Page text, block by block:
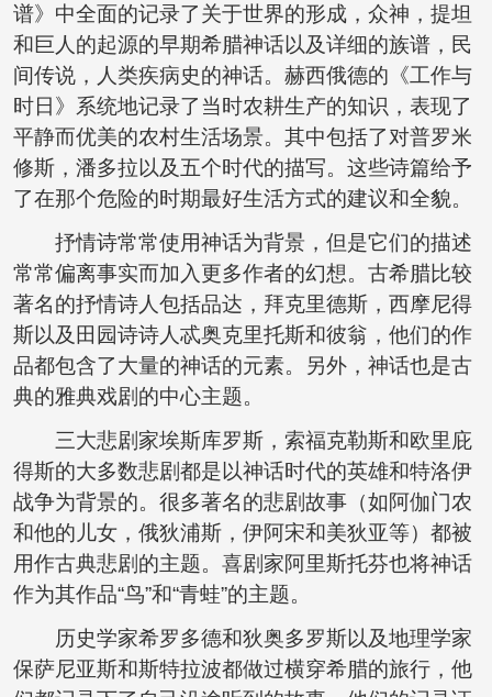
谱》中全面的记录了关于世界的形成，众神，提坦
和巨人的起源的早期希腊神话以及详细的族谱，民
间传说，人类疾病史的神话。赫西俄德的《工作与
时日》系统地记录了当时农耕生产的知识，表现了
平静而优美的农村生活场景。其中包括了对普罗米
修斯，潘多拉以及五个时代的描写。这些诗篇给予
了在那个危险的时期最好生活方式的建议和全貌。
抒情诗常常使用神话为背景，但是它们的描述
常常偏离事实而加入更多作者的幻想。古希腊比较
著名的抒情诗人包括品达，拜克里德斯，西摩尼得
斯以及田园诗诗人忒奥克里托斯和彼翁，他们的作
品都包含了大量的神话的元素。另外，神话也是古
典的雅典戏剧的中心主题。
三大悲剧家埃斯库罗斯，索福克勒斯和欧里庇
得斯的大多数悲剧都是以神话时代的英雄和特洛伊
战争为背景的。很多著名的悲剧故事（如阿伽门农
和他的儿女，俄狄浦斯，伊阿宋和美狄亚等）都被
用作古典悲剧的主题。喜剧家阿里斯托芬也将神话
作为其作品“鸟”和“青蛙”的主题。
历史学家希罗多德和狄奥多罗斯以及地理学家
保萨尼亚斯和斯特拉波都做过横穿希腊的旅行，他